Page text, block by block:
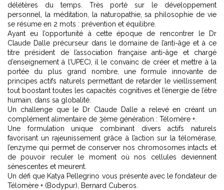
délétères du temps. Très porté sur le développement
personnel, la méditation, la naturopathie, sa philosophie de vie
se résume en 2 mots : prévention et équilibre.
Ayant eu l’opportunité à cette époque de rencontrer le Dr
Claude Dalle précurseur dans le domaine de l’anti-âge et à ce
titre président de l’association française anti-âge et chargé
d’enseignement à l’UPEC), il le convainc de créer et mettre à la
portée du plus grand nombre, une formule innovante de
principes actifs naturels permettant de retarder le vieillissement
tout boostant toutes les capacités cognitives et l’énergie de l’être
humain, dans sa globalité.
Un challenge que le Dr Claude Dalle a relevé en créant un
complément alimentaire de 3ème génération : Télomère +.
Une formulation unique combinant divers actifs naturels
favorisant un rajeunissement grâce à l’action sur la télomérase,
l’enzyme qui permet de conserver nos chromosomes intacts et
de pouvoir reculer le moment où nos cellules deviennent
sénescentes et meurent.
Un défi que Katya Pellegrino vous présente avec le fondateur de
Télomère + (Bodypur), Bernard Cuberos.